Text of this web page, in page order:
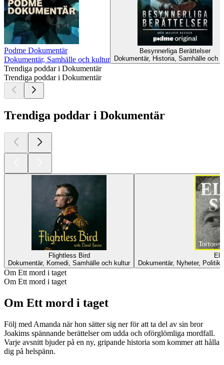
Podme Dokumentär
Dokumentär, Samhälle och kultur
Besynnerliga Berättelser
Dokumentär, Historia, Samhälle och
Trendiga poddar i Dokumentär
Trendiga poddar i Dokumentär
Trendiga poddar i Dokumentär
Flightless Bird
Dokumentär, Komedi, Samhälle och kultur
Dokumentär, Nyheter,
Om Ett mord i taget
Om Ett mord i taget
Om Ett mord i taget
Följ med Amanda när hon sätter sig ner för att ta del av sin bror
Joakims spännande berättelser om udda och oförglömliga mordfall.
Varje avsnitt bjuder på en ny, gripande historia som kommer att hålla
dig på helspänn.